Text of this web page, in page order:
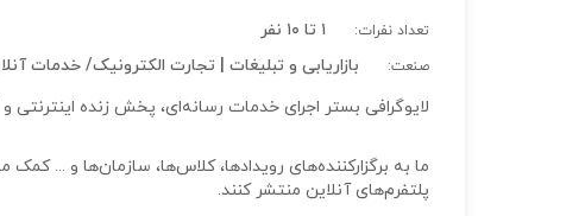
تعداد نفرات: ۱ تا ۱۰ نفر
صنعت:
بازاریابی و تبلیغات | تجارت الکترونیک/ خدمات
لایوگرافی بستر اجرای خدمات رسانه‌ای، پخش زنده اینترنتی
ما به برگزارکننده‌های رویدادها، کلاس‌ها، سازمان‌ها و ...
پلتفرم‌های آنلاین منتشر کنند.